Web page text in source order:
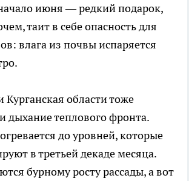
июня — редкий подарок,
таит в себе опасность для
влага из почвы испаряется
Курганская области тоже
дыхание теплового фронта.
до уровней, которые
в третьей декаде месяца.
бурному росту рассады, а вот